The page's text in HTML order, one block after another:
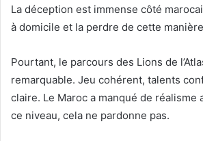
La déception est immense côté
à domicile et la perdre de cette
Pourtant, le parcours des Lions de
remarquable. Jeu cohérent, talents
claire. Le Maroc a manqué de réalisme
ce niveau, cela ne pardonne pas.